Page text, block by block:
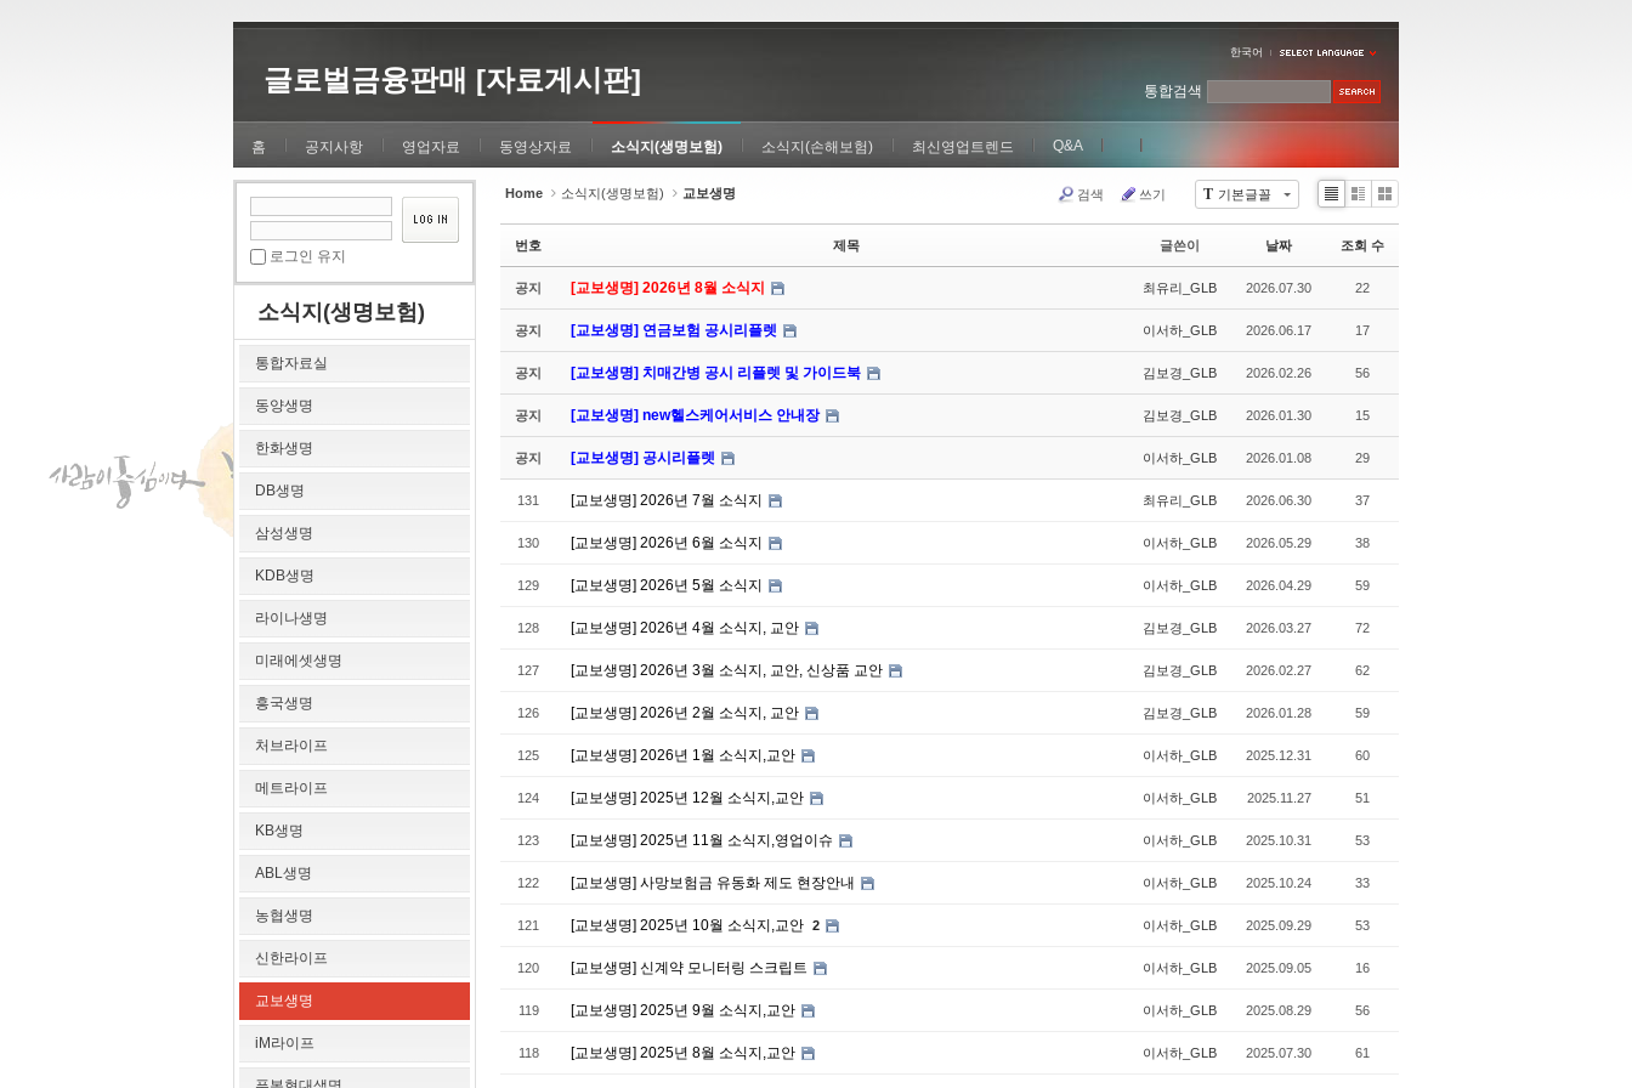
글로벌금융판매 [자료게시판]
한국어
홈 공지사항 영업자료 동영상자료 소식지(생명보험) 소식지(손해보험) 최신영업트렌드 Q&A
통합검색
로그인 유지
소식지(생명보험)
통합자료실
동양생명
한화생명
DB생명
삼성생명
KDB생명
라이나생명
미래에셋생명
흥국생명
처브라이프
메트라이프
KB생명
ABL생명
농협생명
신한라이프
교보생명
iM라이프
Home 소식지(생명보험) 교보생명 T 기본글꼴
검색 쓰기
Li
Zi
e
G
le
번호 제목 글쓴이 날짜 조회 수
공지 [교보생명] 2026년 8월 소식지 최유리_GLB 2026.07.30 22
공지 [교보생명] 연금보험 공시리플렛 이서하_GLB 2026.06.17 17
공지 [교보생명] 치매간병 공시 리플렛 및 가이드북 김보경_GLB 2026.02.26 56
공지 [교보생명] new헬스케어서비스 안내장 김보경_GLB 2026.01.30 15
공지 [교보생명] 공시리플렛 이서하_GLB 2026.01.08 29
131 [교보생명] 2026년 7월 소식지 최유리_GLB 2026.06.30 37
130 [교보생명] 2026년 6월 소식지 이서하_GLB 2026.05.29 38
129 [교보생명] 2026년 5월 소식지 이서하_GLB 2026.04.29 59
128 [교보생명] 2026년 4월 소식지, 교안 김보경_GLB 2026.03.27 72
127 [교보생명] 2026년 3월 소식지, 교안, 신상품 교안 김보경_GLB 2026.02.27 62
126 [교보생명] 2026년 2월 소식지, 교안 김보경_GLB 2026.01.28 59
125 [교보생명] 2026년 1월 소식지,교안 이서하_GLB 2025.12.31 60
124 [교보생명] 2025년 12월 소식지,교안 이서하_GLB 2025.11.27 51
123 [교보생명] 2025년 11월 소식지,영업이슈 이서하_GLB 2025.10.31 53
122 [교보생명] 사망보험금 유동화 제도 현장안내 이서하_GLB 2025.10.24 33
121 [교보생명] 2025년 10월 소식지,교안 2 이서하_GLB 2025.09.29 53
120 [교보생명] 신계약 모니터링 스크립트 이서하_GLB 2025.09.05 16
119 [교보생명] 2025년 9월 소식지,교안 이서하_GLB 2025.08.29 56
118 [교보생명] 2025년 8월 소식지,교안 이서하_GLB 2025.07.30 61
Sketchbook5, 스케치북5
Sketchbook5, 스케치북5
Sketchbook5, 스케치북5
Sketchbook5, 스케치북5